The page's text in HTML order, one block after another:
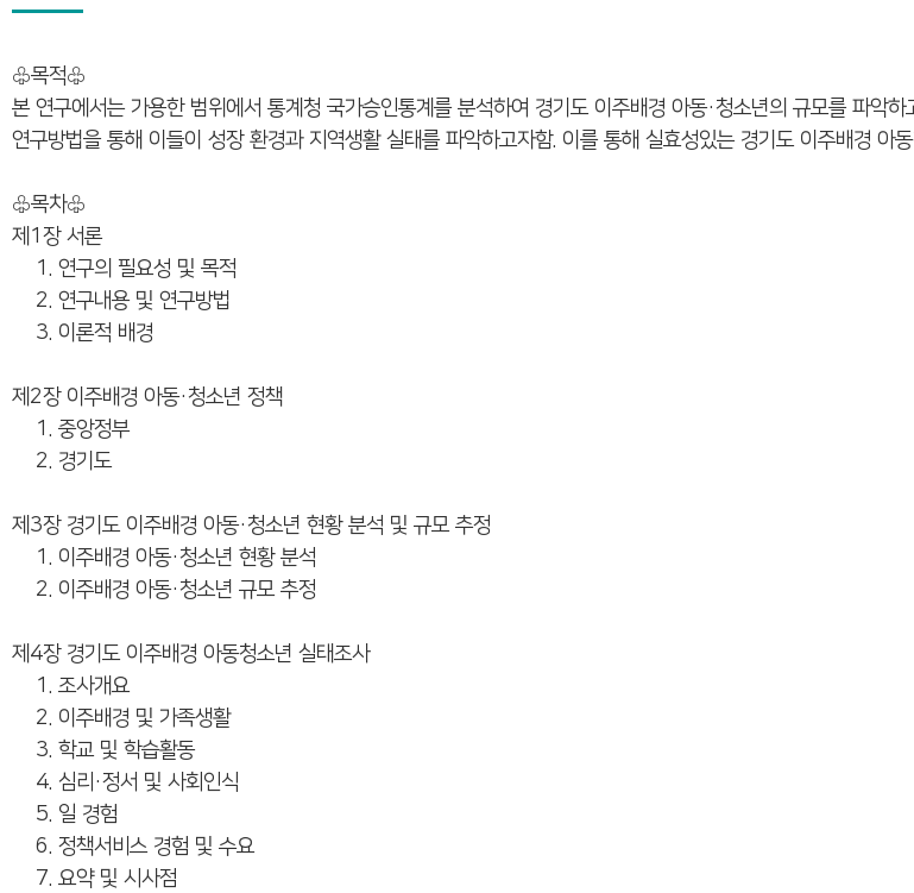
♧목적♧
본 연구에서는 가용한 범위에서 통계청 국가승인통계를 분석하여 경기도 이주배경 아동·청소년의 규모를 파악
연구방법을 통해 이들이 성장 환경과 지역생활 실태를 파악하고자함. 이를 통해 실효성있는 경기도 이주배경 아
♧목차♧
제1장 서론
1. 연구의 필요성 및 목적
2. 연구내용 및 연구방법
3. 이론적 배경
제2장 이주배경 아동·청소년 정책
1. 중앙정부
2. 경기도
제3장 경기도 이주배경 아동·청소년 현황 분석 및 규모 추정
1. 이주배경 아동·청소년 현황 분석
2. 이주배경 아동·청소년 규모 추정
제4장 경기도 이주배경 아동청소년 실태조사
1. 조사개요
2. 이주배경 및 가족생활
3. 학교 및 학습활동
4. 심리·정서 및 사회인식
5. 일 경험
6. 정책서비스 경험 및 수요
7. 요약 및 시사점